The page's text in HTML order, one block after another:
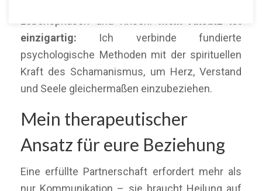
einzigartig: Ich verbinde fundierte
psychologische Methoden mit der spirituellen
Kraft des Schamanismus, um Herz, Verstand
und Seele gleichermaßen einzubeziehen.
Mein therapeutischer
Ansatz für eure Beziehung
Eine erfüllte Partnerschaft erfordert mehr als
nur Kommunikation – sie braucht Heilung auf